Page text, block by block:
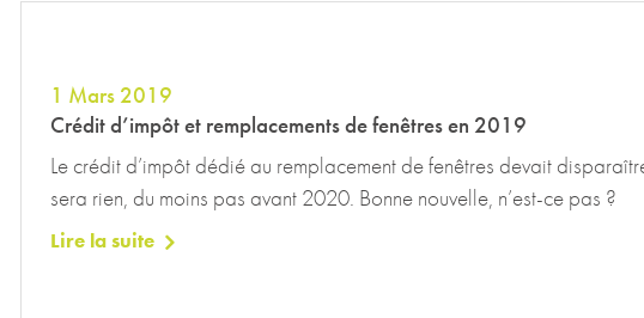
1 Mars 2019
Crédit d’impôt et remplacements de fenêtres en 2019
Le crédit d’impôt dédié au remplacement de fenêtres devait
sera rien, du moins pas avant 2020. Bonne nouvelle, n’est-ce pas ?
Lire la suite